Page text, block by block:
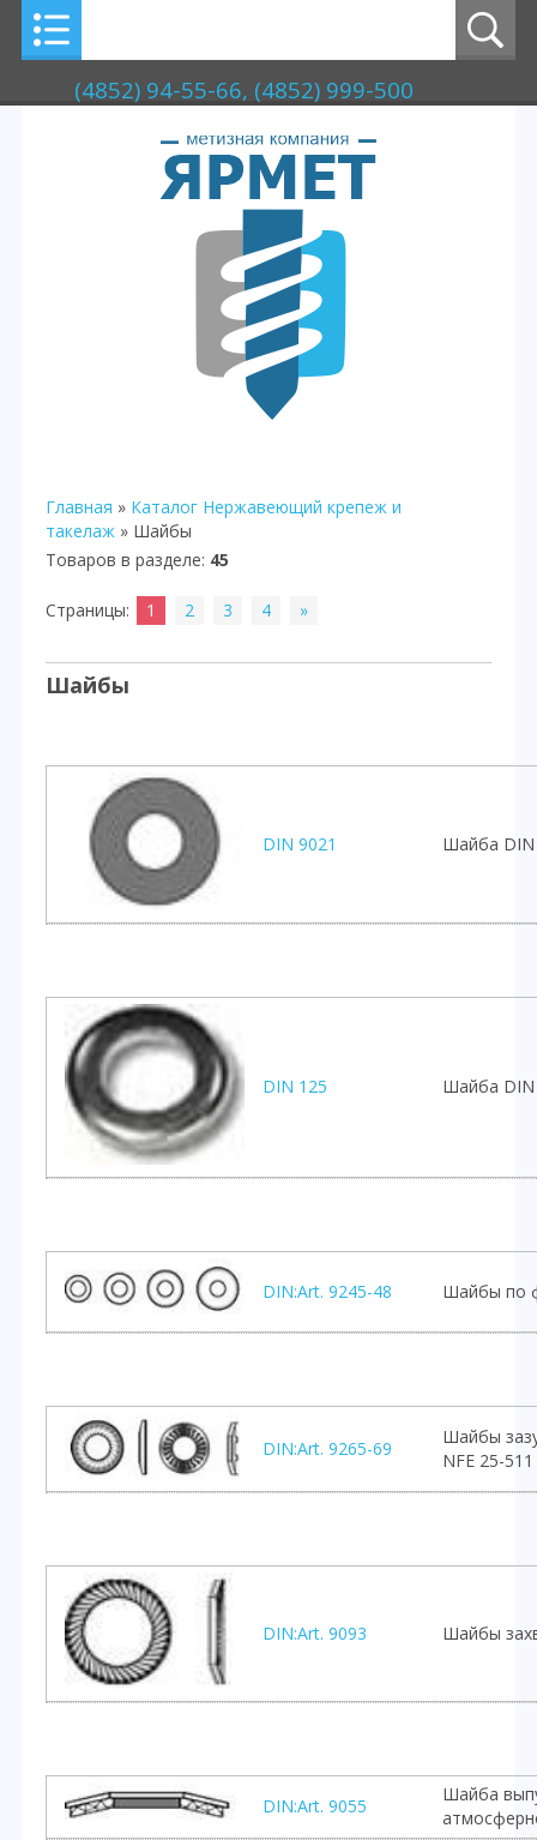
(4852) 94-55-66, (4852) 999-500
Главная » Каталог Нержавеющий крепеж и
такелаж » Шайбы
Товаров в разделе: 45
Страницы: 1 2 3 4 »
Шайбы
DIN 9021 Шайба DIN
DIN 125 Шайба DIN
DIN:Art. 9245-48 Шайбы по
DIN:Art. 9265-69
Шайбы
NFE 25-
DIN:Art. 9093 Шайбы
DIN:Art. 9055
Шайба